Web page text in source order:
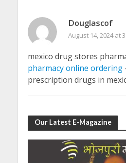
Douglascof
August 14, 2024 at
mexico drug stores
pharmacy online ordering
prescription drugs in
Our Latest E-Magazine